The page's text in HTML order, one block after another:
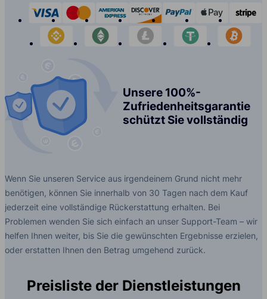
visa mastercardamerican-express
discover paypal apple-
binance
etherium litecoin tether
Unsere 100%-
Zufriedenheitsgarantie
schützt Sie vollständig
Wenn Sie unseren Service aus irgendeinem Grund nicht mehr
benötigen, können Sie innerhalb von 30 Tagen nach dem Kauf
jederzeit eine vollständige Rückerstattung erhalten. Bei
Problemen wenden Sie sich einfach an unser Support-Team – wir
helfen Ihnen weiter, bis Sie die gewünschten Ergebnisse erzielen,
oder erstatten Ihnen den Betrag umgehend zurück.
Preisliste der Dienstleistungen